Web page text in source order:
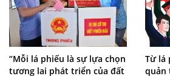
“Mỗi lá phiếu là sự lựa chọn
tương lai phát triển của đất
Từ lá
quản